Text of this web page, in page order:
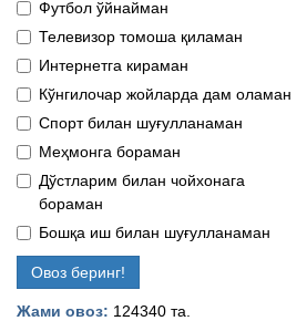
Футбол ўйнайман
Телевизор томоша қиламан
Интернетга кираман
Кўнгилочар жойларда дам оламан
Спорт билан шуғулланаман
Меҳмонга бораман
Дўстларим билан чойхонага
бораман
Бошқа иш билан шуғулланаман
Овоз беринг!
Жами овоз: 124340 та.